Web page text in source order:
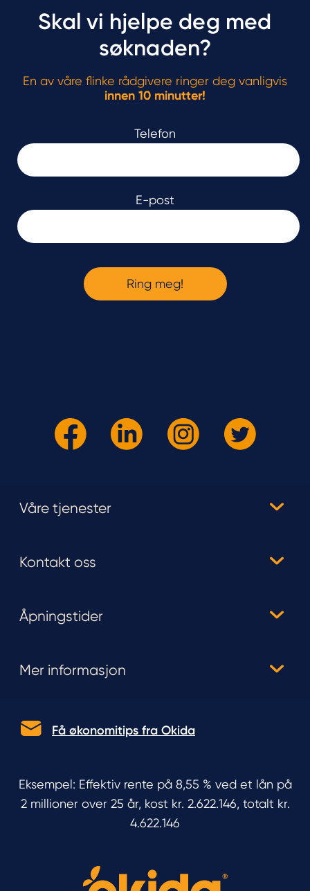
Skal vi hjelpe deg med
søknaden?
En av våre flinke rådgivere ringer deg vanligvis
innen 10 minutter!
Telefon
E-post
Våre tjenester
Kontakt oss
Åpningstider
Mer informasjon
Få økonomitips fra Okida
Eksempel: Effektiv rente på 8,55 % ved et lån på
2 millioner over 25 år, kost kr. 2.622.146, totalt kr.
4.622.146